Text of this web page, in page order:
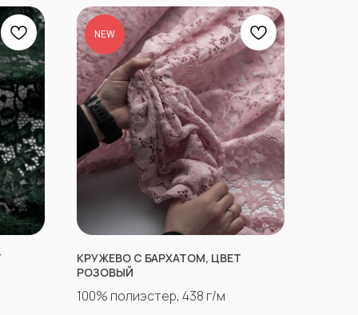
NEW
КРУЖЕВО С БАРХАТОМ, ЦВЕТ
РОЗОВЫЙ
100% полиэстер, 438 г/м